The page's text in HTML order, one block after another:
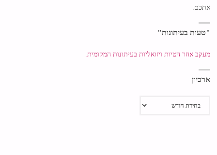
אתכם.
"טעות בעיתונות"
מעקב אחר הטיות ויזואליות בעיתונות המקומית.
ארכיון